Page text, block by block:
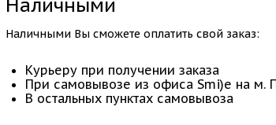
Наличными
Наличными Вы сможете оплатить свой заказ:
Курьеру при получении заказа
При самовывозе из офиса Smi)e на м.
В остальных пунктах самовывоза